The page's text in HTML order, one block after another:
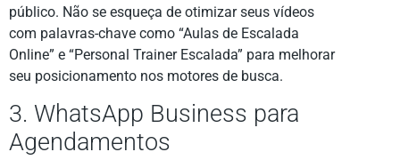
público. Não se esqueça de otimizar seus vídeos
com palavras-chave como “Aulas de Escalada
Online” e “Personal Trainer Escalada” para melhorar
seu posicionamento nos motores de busca.
3. WhatsApp Business para
Agendamentos